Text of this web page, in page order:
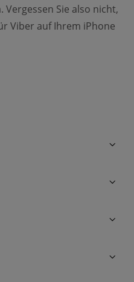
Sie also nicht,
Viber auf Ihrem iPhone